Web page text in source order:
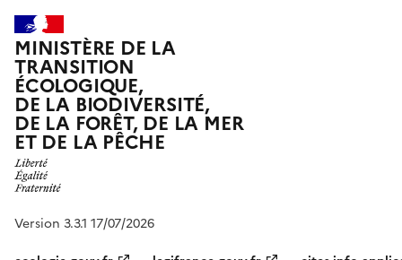
MINISTÈRE DE LA
TRANSITION
ÉCOLOGIQUE,
DE LA BIODIVERSITÉ,
DE LA FORÊT, DE LA MER
ET DE LA PÊCHE
Version 3.3.1 17/07/2026